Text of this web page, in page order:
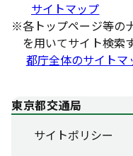
サイトマップ
※各トップページ等の
を用いてサイト検索
都庁全体のサイトマ
東京都交通局
サイトポリシー